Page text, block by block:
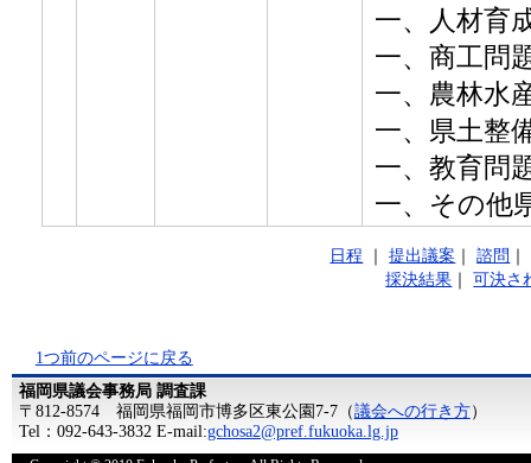
一、人材育
一、商工問
一、農林水
一、県土整
一、教育問
一、その他
日程 ｜提出議案 ｜諮問 ｜
採決結果 ｜可決さ
1つ前のページに戻る
福岡県議会事務局 調査課
〒812-8574 福岡県福岡市博多区東公園7-7（議会への行き方）
Tel：092-643-3832 E-mail:gchosa2@pref.fukuoka.lg.jp